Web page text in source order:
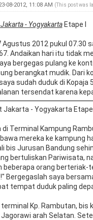
08-2012, 11:08 AM (This post was
- YogyakartaEtape I
Agustus 2012 pukul 07.30
67. Andaikan hari itu tidak
bergegas pulang ke
berangkat mudik. Dari
sudah duduk di Kopaja
tersendat karena
Jakarta - Yogyakarta
di Terminal Kampung
mereka ke kampung
bis Jurusan Bandung
bertuliskan Pariwisata,
beberapa orang berteriak-
Bergegaslah saya
tempat duduk paling
terminal Kp. Rambutan,
arah Selatan.